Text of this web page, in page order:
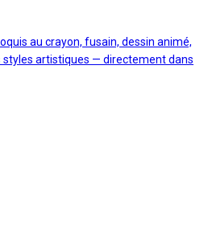
au crayon, fusain, dessin animé,
styles artistiques — directement dans